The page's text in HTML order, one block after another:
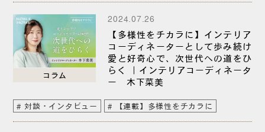
コラム
2024.07.26
【多様性をチカラに】インテリア
コーディネーターとして歩み続け
愛と好奇心で、次世代への道をひ
らく ｜インテリアコーディネータ
ー 木下菜美
対談・インタビュー 【連載】多様性をチカラに